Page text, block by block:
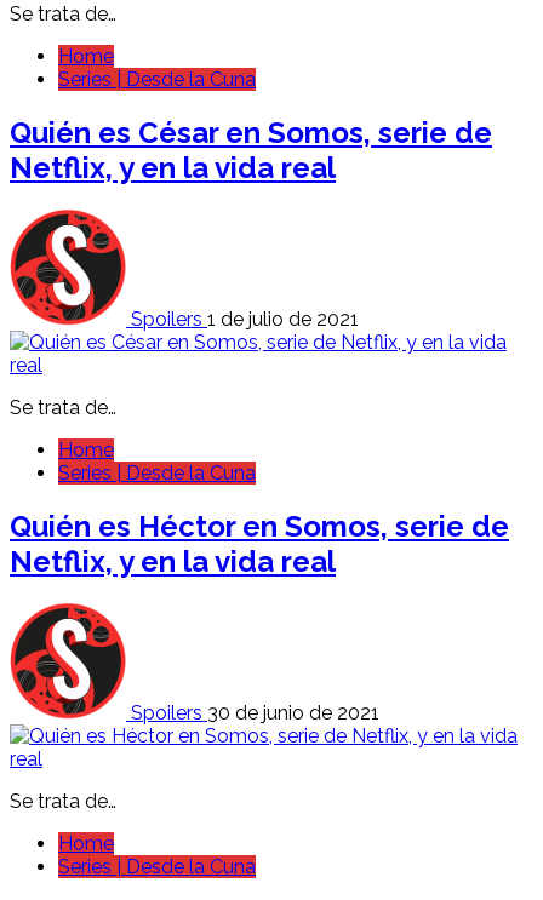
Se trata de…
Home
Series | Desde la Cuna
Quién es César en Somos, serie de
Netflix, y en la vida real
Spoilers 1 de julio de 2021
Se trata de…
Home
Series | Desde la Cuna
Quién es Héctor en Somos, serie de
Netflix, y en la vida real
Spoilers 30 de junio de 2021
Se trata de…
Home
Series | Desde la Cuna